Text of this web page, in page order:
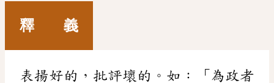
釋 義
表揚好的，批評壞的。如：「為政者